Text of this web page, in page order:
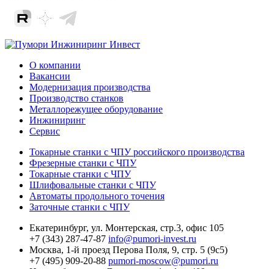
О компании
Вакансии
Модернизация производства
Производство станков
Металлорежущее оборудование
Инжиниринг
Сервис
Токарные станки с ЧПУ российского производства
Фрезерные станки с ЧПУ
Токарные станки с ЧПУ
Шлифовальные станки с ЧПУ
Автоматы продольного точения
Заточные станки с ЧПУ
Екатеринбург, ул. Монтерская, стр.3, офис 105
+7 (343) 287-47-87 info@pumori-invest.ru
Москва, 1-й проезд Перова Поля, 9, стр. 5 (9с5)
+7 (495) 909-20-88 pumori-moscow@pumori.ru